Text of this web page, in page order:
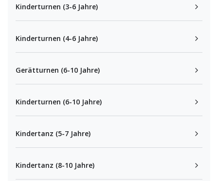
Kinderturnen (3-6 Jahre)
Kinderturnen (4-6 Jahre)
Gerätturnen (6-10 Jahre)
Kinderturnen (6-10 Jahre)
Kindertanz (5-7 Jahre)
Kindertanz (8-10 Jahre)